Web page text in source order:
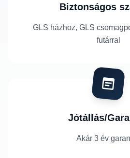
Biztonságos
GLS házhoz, GLS
futárral
Jótállás/
Akár 3 év